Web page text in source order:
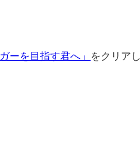
ーを目指す君へ」 をクリア